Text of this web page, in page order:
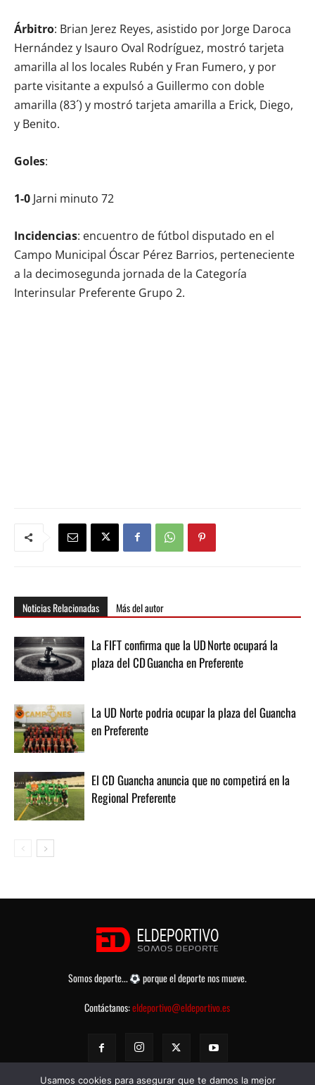
Árbitro: Brian Jerez Reyes, asistido por Jorge Daroca
Hernández y Isauro Oval Rodríguez, mostró tarjeta
amarilla al los locales Rubén y Fran Fumero, y por
parte visitante a expulsó a Guillermo con doble
amarilla (83´) y mostró tarjeta amarilla a Erick, Diego,
y Benito.
Goles:
1-0 Jarni minuto 72
Incidencias: encuentro de fútbol disputado en el
Campo Municipal Óscar Pérez Barrios, perteneciente
a la decimosegunda jornada de la Categoría
Interinsular Preferente Grupo 2.
Noticias Relacionadas Más del autor
La FIFT confirma que la UD Norte ocupará la
plaza del CD Guancha en Preferente
La UD Norte podria ocupar la plaza del Guancha
en Preferente
El CD Guancha anuncia que no competirá en la
Regional Preferente
Somos deporte...
porque el deporte nos mueve.
Contáctanos:eldeportivo@eldeportivo.es
Usamos cookies para asegurar que te damos la mejor